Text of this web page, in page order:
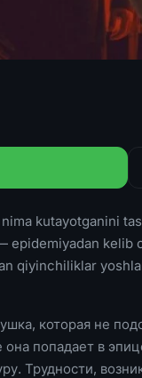
kutayotganini
epidemiyadan
qiyinchiliklar
которая не
попадает в
Трудности,